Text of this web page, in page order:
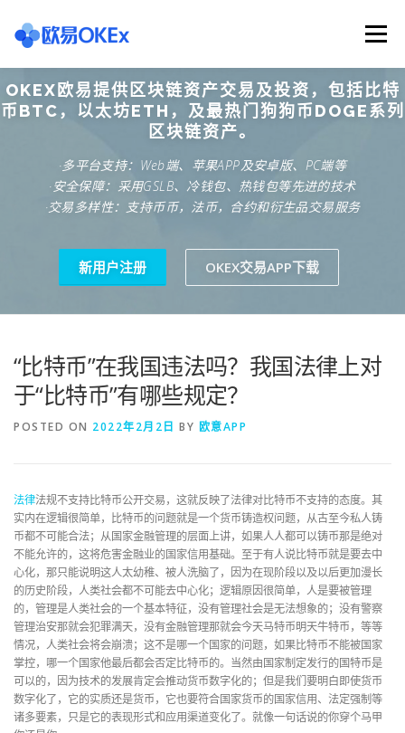
content
Menu
欧意交易所 关于欧意OKX 欧意APP下载
欧意注册网址 欧意交易下载 欧意团队
OKEX欧易提供区块链资产交易及投资，包括比特
币BTC，以太坊ETH，及最热门狗狗币DOGE系列
区块链资产。
·多平台支持：Web端、苹果APP及安卓版、PC端等
·安全保障：采用GSLB、冷钱包、热钱包等先进的技术
·交易多样性：支持币币，法币，合约和衍生品交易服务
新用户注册 OKEX交易APP下载
“比特币”在我国违法吗？我国法律上对
于“比特币”有哪些规定？
POSTED ON 2022年2月2日 BY 欧意APP
法律法规不支持比特币公开交易，这就反映了法律对比特币不支持的态度。其
实内在逻辑很简单，比特币的问题就是一个货币铸造权问题，从古至今私人铸
币都不可能合法；从国家金融管理的层面上讲，如果人人都可以铸币那是绝对
不能允许的，这将危害金融业的国家信用基础。至于有人说比特币就是要去中
心化，那只能说明这人太幼稚、被人洗脑了，因为在现阶段以及以后更加漫长
的历史阶段，人类社会都不可能去中心化；逻辑原因很简单，人是要被管理
的，管理是人类社会的一个基本特征，没有管理社会是无法想象的；没有警察
管理治安那就会犯罪满天，没有金融管理那就会今天马特币明天牛特币，等等
情况，人类社会将会崩溃；这不是哪一个国家的问题，如果比特币不能被国家
掌控，哪一个国家他最后都会否定比特币的。当然由国家制定发行的国特币是
可以的，因为技术的发展肯定会推动货币数字化的；但是我们要明白即使货币
数字化了，它的实质还是货币，它也要符合国家货币的国家信用、法定强制等
诸多要素，只是它的表现形式和应用渠道变化了。就像一句话说的你穿个马甲